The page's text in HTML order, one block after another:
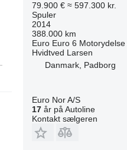
79.900 € ≈ 597.300 kr.
Spuler
2014
388.000 km
Euro Euro 6 Motorydelse
Hvidtved Larsen
Danmark, Padborg
Euro Nor A/S
17år på Autoline
Kontakt sælgeren